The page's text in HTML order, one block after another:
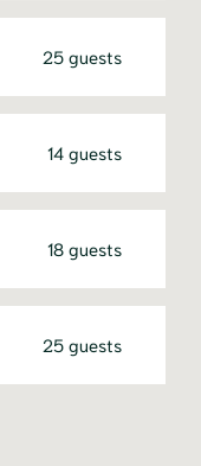
25 guests
14 guests
18 guests
25 guests